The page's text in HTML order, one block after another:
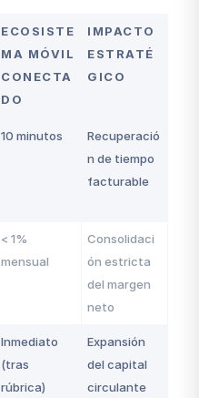
ECOSISTE
MA MÓVIL
CONECTA
DO
IMPACTO
ESTRATÉ
GICO
10 minutos
Recuperació
n de tiempo
facturable
< 1%
mensual
Consolidaci
ón estricta
del margen
neto
Inmediato
(tras
rúbrica)
Expansión
del capital
circulante